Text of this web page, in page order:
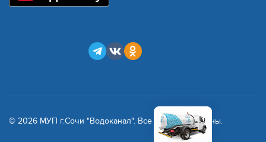
© 2026 МУП г.Сочи "Водоканал". Все права защищены.